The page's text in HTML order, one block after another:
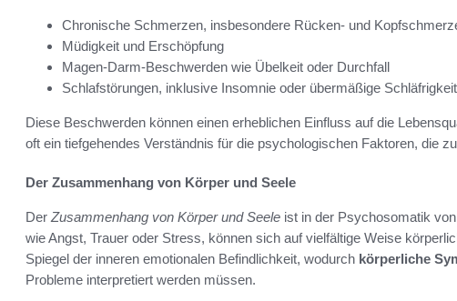
Chronische Schmerzen, insbesondere Rücken- und
Müdigkeit und Erschöpfung
Magen-Darm-Beschwerden wie Übelkeit oder Durchfall
Schlafstörungen, inklusive Insomnie oder übermäßige Schläfrigkeit
Diese Beschwerden können einen erheblichen Einfluss auf die
oft ein tiefgehendes Verständnis für die psychologischen Faktoren, die
Der Zusammenhang von Körper und Seele
Der Zusammenhang von Körper und Seele ist in der Psychosomatik
wie Angst, Trauer oder Stress, können sich auf vielfältige Weise
Spiegel der inneren emotionalen Befindlichkeit, wodurch körperliche
Probleme interpretiert werden müssen.